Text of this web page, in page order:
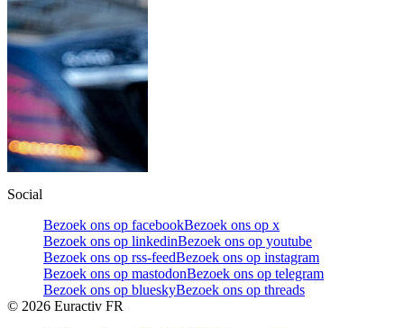
Social
Bezoek ons op facebookBezoek ons op x
Bezoek ons op linkedinBezoek ons op youtube
Bezoek ons op rss-feedBezoek ons op instagram
Bezoek ons op mastodonBezoek ons op telegram
Bezoek ons op blueskyBezoek ons op threads
© 2026 Euractiv FR